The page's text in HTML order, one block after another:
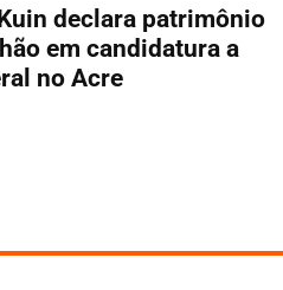
declara patrimônio
em candidatura a
no Acre